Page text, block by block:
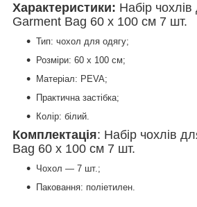
Характеристики: Набір
Garment Bag 60 х 100 см 7 шт.
Тип: чохол для одягу;
Розміри: 60 х 100 см;
Матеріал: PEVA;
Практична застібка;
Колір: білий.
Комплектація: Набір чохлів
Bag 60 х 100 см 7 шт.
Чохол — 7 шт.;
Паковання: поліетилен.